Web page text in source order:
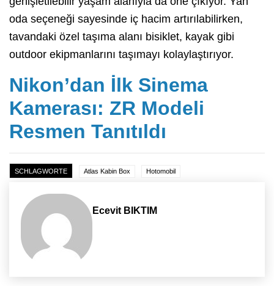
oda seçeneği sayesinde iç hacim artırılabilirken,
tavandaki özel taşıma alanı bisiklet, kayak gibi
outdoor ekipmanlarını taşımayı kolaylaştırıyor.
Nikon’dan İlk Sinema
Kamerası: ZR Modeli
Resmen Tanıtıldı
SCHLAGWORTE Atlas Kabin Box Hotomobil
Ecevit BIKTIM